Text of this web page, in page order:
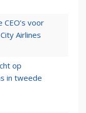
CEO’s voor
Airlines
op
in tweede